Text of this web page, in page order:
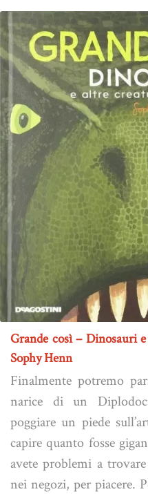
Grande così – Dinosauri
Sophy Henn
Finalmente potremo
narice di un
poggiare un piede
capire quanto fosse
avete problemi a
nei negozi, per piacere.